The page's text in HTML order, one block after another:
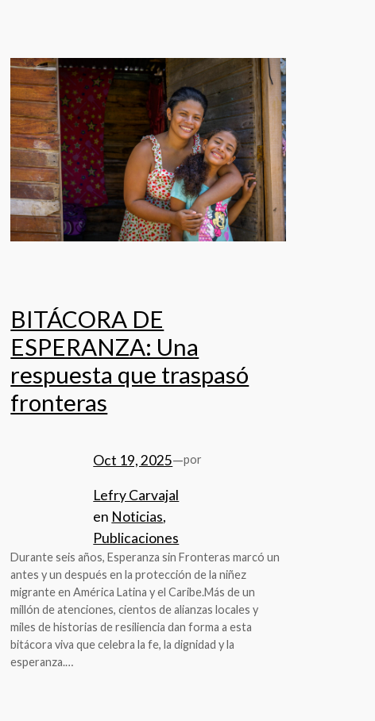
BITÁCORA DE
ESPERANZA: Una
respuesta que traspasó
fronteras
Oct 19, 2025—por
Lefry Carvajal
en Noticias
Publicaciones
Durante seis años, Esperanza sin Fronteras marcó un
antes y un después en la protección de la niñez
migrante en América Latina y el Caribe.Más de un
millón de atenciones, cientos de alianzas locales y
miles de historias de resiliencia dan forma a esta
bitácora viva que celebra la fe, la dignidad y la
esperanza.…